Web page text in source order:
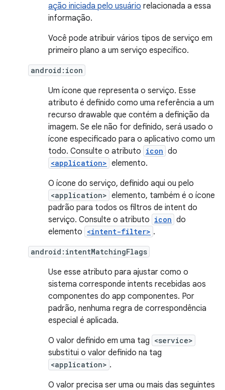
ação iniciada pelo usuário relacionada a essa
informação.
Você pode atribuir vários tipos de serviço em
primeiro plano a um serviço específico.
android:icon
Um ícone que representa o serviço. Esse
atributo é definido como uma referência a um
recurso drawable que contém a definição da
imagem. Se ele não for definido, será usado o
ícone especificado para o aplicativo como um
todo. Consulte o atributo icon do
<application> elemento.
O ícone do serviço, definido aqui ou pelo
<application> elemento, também é o ícone
padrão para todos os filtros de intent do
serviço. Consulte o atributo icon do
elemento <intent-filter> .
android:intentMatchingFlags
Use esse atributo para ajustar como o
sistema corresponde intents recebidas aos
componentes do app componentes. Por
padrão, nenhuma regra de correspondência
especial é aplicada.
O valor definido em uma tag <service>
substitui o valor definido na tag
<application> .
O valor precisa ser uma ou mais das seguintes